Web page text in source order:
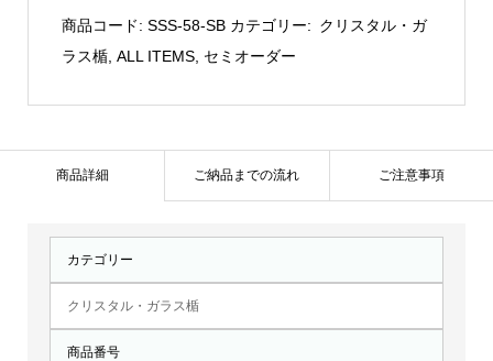
ロ
58-
商品コード: SSS-58-SB カテゴリー: クリスタル・ガ
ラス楯, ALL ITEMS, セミオーダー
商品詳細 ご納品までの流れ ご注意事項
カテゴリー
クリスタル・ガラス楯
商品番号